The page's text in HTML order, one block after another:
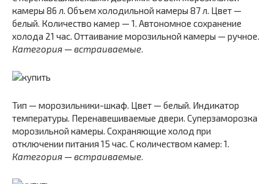
камеры 86 л. Объем холодильной камеры 87 л. Цвет —
белый. Количество камер — 1. Автономное сохранение
холода 21 час. Оттаивание морозильной камеры — ручное.
Категория — встраиваемые.
Тип — морозильники-шкаф. Цвет — белый. Индикатор
температуры. Перенавешиваемые двери. Суперзаморозка
морозильной камеры. Сохраняющие холод при
отключении питания 15 час. С количеством камер: 1.
Категория — встраиваемые.